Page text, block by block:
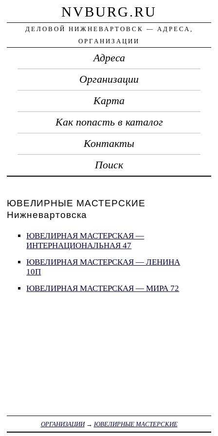
NVBURG.RU
ДЕЛОВОЙ НИЖНЕВАРТОВСК — АДРЕСА,
ОРГАНИЗАЦИИ
Адреса
Организации
Карта
Как попасть в каталог
Контакты
Поиск
ЮВЕЛИРНЫЕ МАСТЕРСКИЕ
Нижневартовска
ЮВЕЛИРНАЯ МАСТЕРСКАЯ —
ИНТЕРНАЦИОНАЛЬНАЯ 47
ЮВЕЛИРНАЯ МАСТЕРСКАЯ — ЛЕНИНА
10П
ЮВЕЛИРНАЯ МАСТЕРСКАЯ — МИРА 72
ОРГАНИЗАЦИИ→ ЮВЕЛИРНЫЕ МАСТЕРСКИЕ